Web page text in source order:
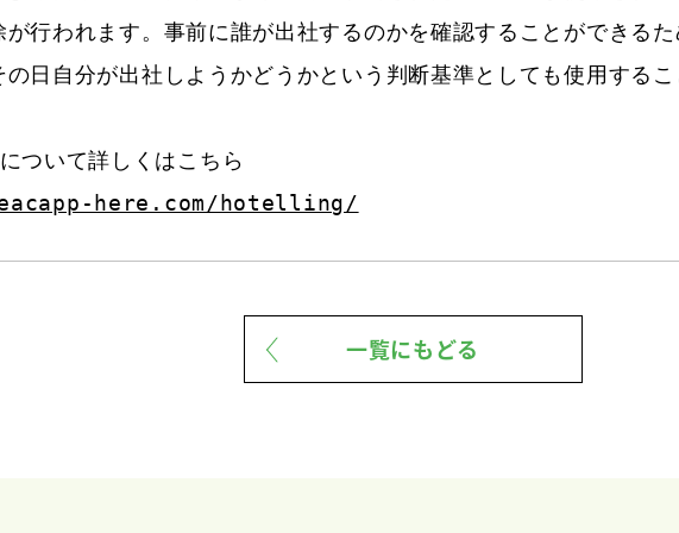
行われます。事前に誰が出社するのかを確認することができるた
日自分が出社しようかどうかという判断基準としても使用するこ
here.com/hotelling/
一覧にもどる